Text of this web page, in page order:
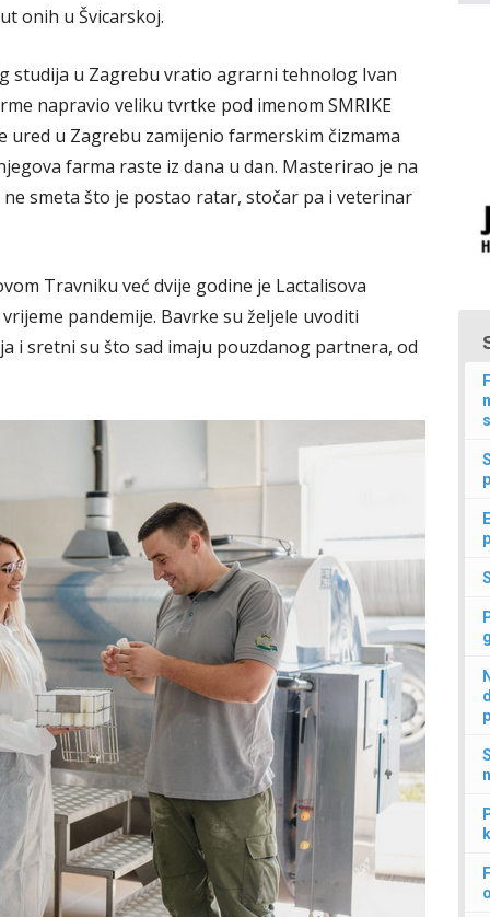
onih u Švicarskoj.
studija u Zagrebu vratio agrarni tehnolog Ivan
napravio veliku tvrtke pod imenom SMRIKE
ured u Zagrebu zamijenio farmerskim čizmama
farma raste iz dana u dan. Masterirao je na
smeta što je postao ratar, stočar pa i veterinar
Travniku već dvije godine je Lactalisova
pandemije. Bavrke su željele uvoditi
i sretni su što sad imaju pouzdanog partnera, od